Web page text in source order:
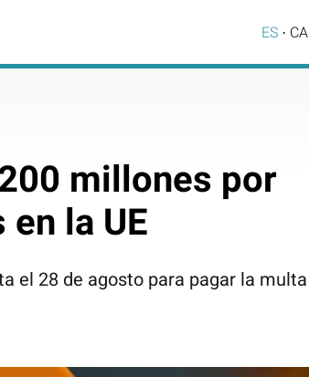
ES CA
millones por
la UE
el 28 de agosto para pagar la multa